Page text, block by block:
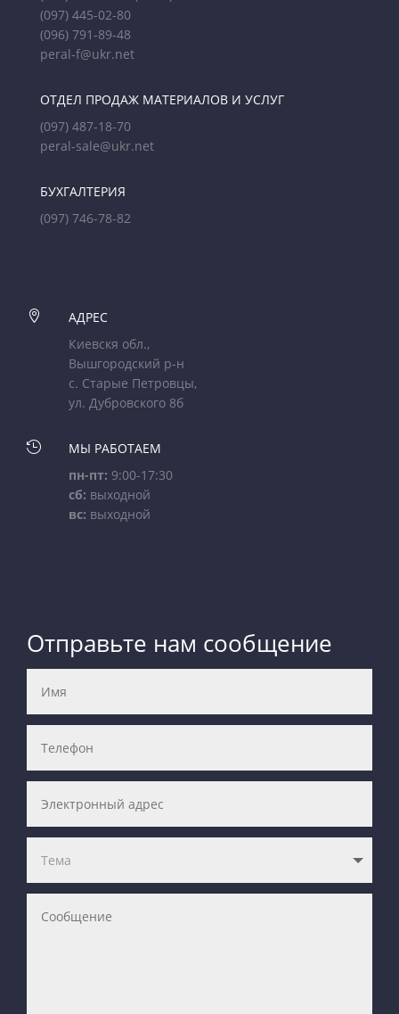
(097) 445-02-80
(096) 791-89-48
peral-f@ukr.net
ОТДЕЛ ПРОДАЖ МАТЕРИАЛОВ И УСЛУГ
(097) 487-18-70
peral-sale@ukr.net
БУХГАЛТЕРИЯ
(097) 746-78-82

АДРЕС
Киевскя обл.,
Вышгородский р-н
с. Старые Петровцы,
ул. Дубровского 8б

МЫ РАБОТАЕМ
пн-пт: 9:00-17:30
сб: выходной
вс: выходной
Отправьте нам сообщение